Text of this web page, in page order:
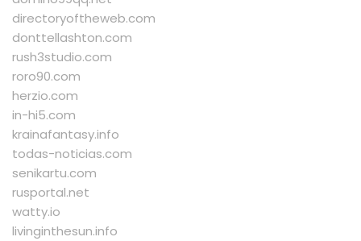
directoryoftheweb.com
donttellashton.com
rush3studio.com
roro90.com
herzio.com
in-hi5.com
krainafantasy.info
todas-noticias.com
senikartu.com
rusportal.net
watty.io
livinginthesun.info